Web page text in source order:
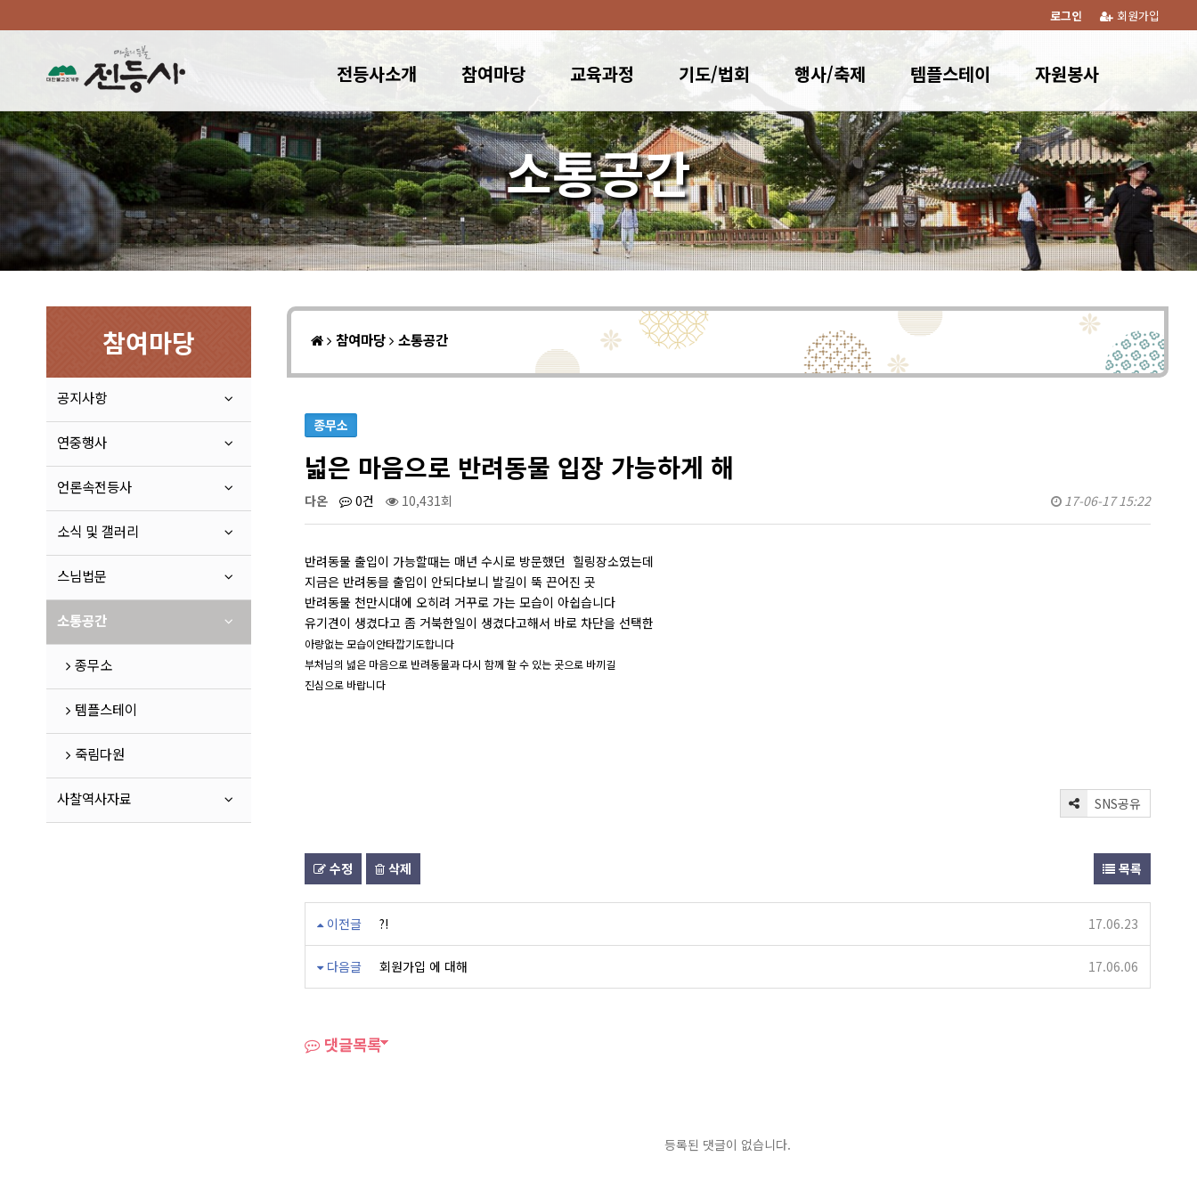
회원가입
로그인
전등사소개 참여마당 교육과정 기도/법회 행사/축제 템플스테이 자원봉사
소통공간
참여마당
공지사항
연중행사
언론속전등사
소식 및 갤러리
스님법문
소통공간
종무소
템플스테이
죽림다원
사찰역사자료
참여마당 소통공간
종무소
넓은 마음으로 반려동물 입장 가능하게 해
다온 0건 10,431회 17-06-17 15:22
반려동물 출입이 가능할때는 매년 수시로 방문했던 힐링장소였는데
지금은 반려동믈 출입이 안되다보니 발길이 뚝 끈어진 곳
반려동물 천만시대에 오히려 거꾸로 가는 모습이 아쉽습니다
유기견이 생겼다고 좀 거북한일이 생겼다고해서 바로 차단을 선택한
아량없는 모습이안타깝기도합니다
부처님의 넓은 마음으로 반려동물과 다시 함께 할 수 있는 곳으로 바끼길
진심으로 바랍니다
SNS공유
수정 삭제 목록
이전글 ?! 17.06.23
다음글 회원가입 에 대해 17.06.06
댓글목록
등록된 댓글이 없습니다.